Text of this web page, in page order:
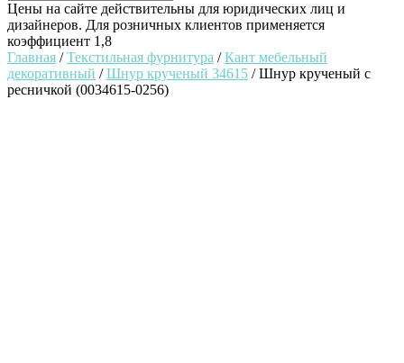
Цены на сайте действительны для юридических лиц и
дизайнеров. Для розничных клиентов применяется
коэффициент 1,8
Главная /Текстильная фурнитура /Кант мебельный
декоративный /Шнур крученый 34615 / Шнур крученый с
ресничкой (0034615-0256)